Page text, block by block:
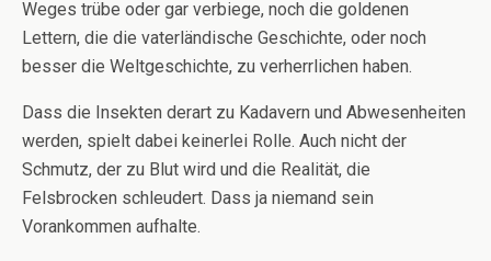
Weges trübe oder gar verbiege, noch die goldenen
Lettern, die die vaterländische Geschichte, oder noch
besser die Weltgeschichte, zu verherrlichen haben.
Dass die Insekten derart zu Kadavern und Abwesenheiten
werden, spielt dabei keinerlei Rolle. Auch nicht der
Schmutz, der zu Blut wird und die Realität, die
Felsbrocken schleudert. Dass ja niemand sein
Vorankommen aufhalte.